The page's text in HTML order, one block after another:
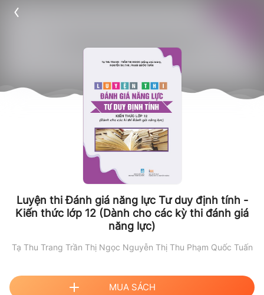
Luyện thi Đánh giá năng lực Tư duy định tính -
Kiến thức lớp 12 (Dành cho các kỳ thi đánh giá
năng lực)
Tạ Thu Trang Trần Thị Ngọc Nguyễn Thị Thu Phạm Quốc Tuấn
MUA SÁCH